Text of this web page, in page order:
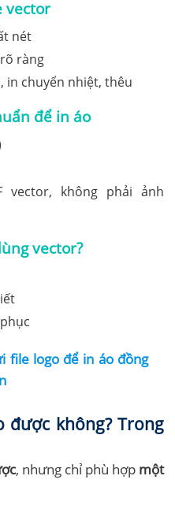
vector
nét
ràng
in chuyển nhiệt, thêu
để in áo
vector, không phải ảnh
vector?
file logo để in áo đồng
được không? Trong
, nhưng chỉ phù hợp một